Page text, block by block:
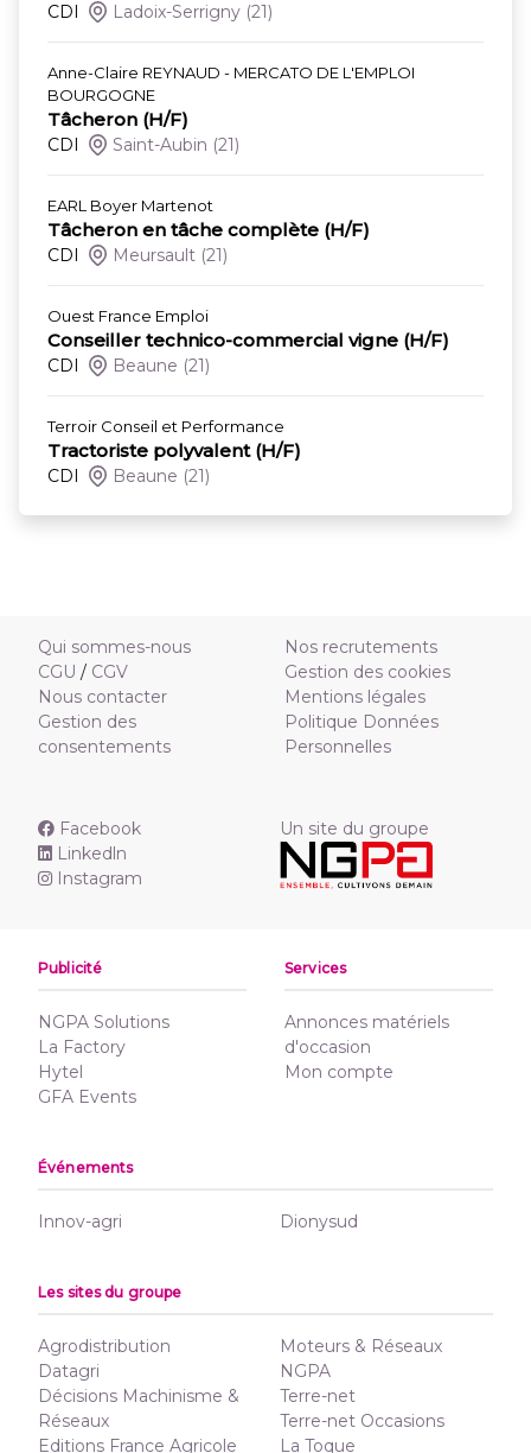
CDI Ladoix-Serrigny (21)
Anne-Claire REYNAUD - MERCATO DE L'EMPLOI
BOURGOGNE
Tâcheron (H/F)
CDI Saint-Aubin (21)
EARL Boyer Martenot
Tâcheron en tâche complète (H/F)
CDI Meursault (21)
Ouest France Emploi
Conseiller technico-commercial vigne (H/F)
CDI Beaune (21)
Terroir Conseil et Performance
Tractoriste polyvalent (H/F)
CDI Beaune (21)
Qui sommes-nous
CGU / CGV
Nous contacter
Gestion des
consentements
Nos recrutements
Gestion des cookies
Mentions légales
Politique Données
Personnelles
Facebook
Linkedln
Instagram
Un site du groupe
Publicité
NGPA Solutions
La Factory
Hytel
GFA Events
Services
Annonces matériels
d'occasion
Mon compte
Événements
Innov-agri Dionysud
Les sites du groupe
Agrodistribution
Datagri
Décisions Machinisme &
Réseaux
Editions France Agricole
Moteurs & Réseaux
NGPA
Terre-net
Terre-net Occasions
La Toque